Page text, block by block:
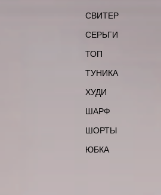
СВИТЕР
СЕРЬГИ
ТОП
ТУНИКА
ХУДИ
ШАРФ
ШОРТЫ
ЮБКА